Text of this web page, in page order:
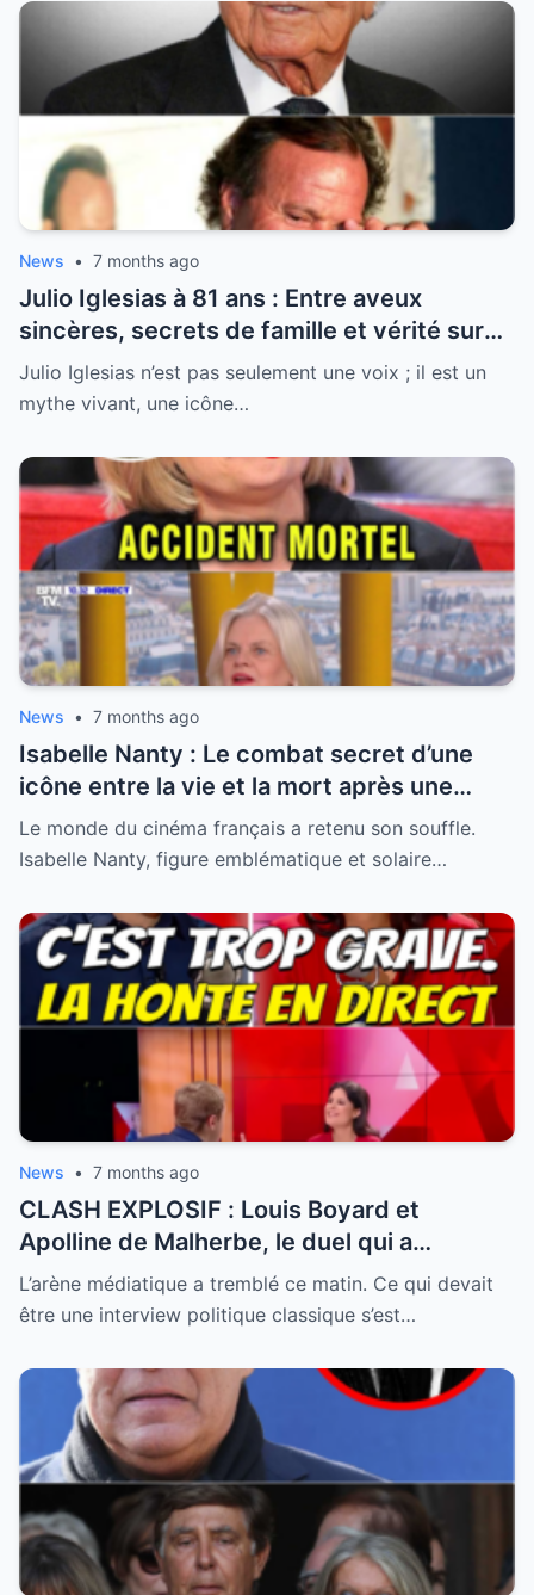
News • 7 months ago
Julio Iglesias à 81 ans : Entre aveux
sincères, secrets de famille et vérité sur
sa santé, la légende se livre enfin
Julio Iglesias n’est pas seulement une voix ; il est un
mythe vivant, une icône…
News • 7 months ago
Isabelle Nanty : Le combat secret d’une
icône entre la vie et la mort après une
hospitalisation critique
Le monde du cinéma français a retenu son souffle.
Isabelle Nanty, figure emblématique et solaire…
News • 7 months ago
CLASH EXPLOSIF : Louis Boyard et
Apolline de Malherbe, le duel qui a
embrasé le direct !
L’arène médiatique a tremblé ce matin. Ce qui devait
être une interview politique classique s’est…